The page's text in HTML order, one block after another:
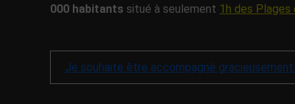
000 habitants situé à seulement 1 h des
Je souhaite être accompagné